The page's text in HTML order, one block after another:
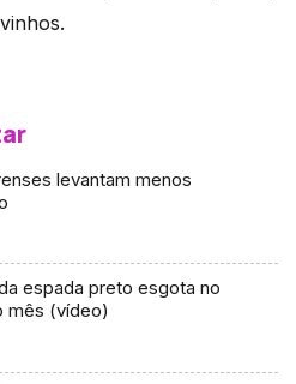
levantam menos
espada preto esgota no
mês (vídeo)